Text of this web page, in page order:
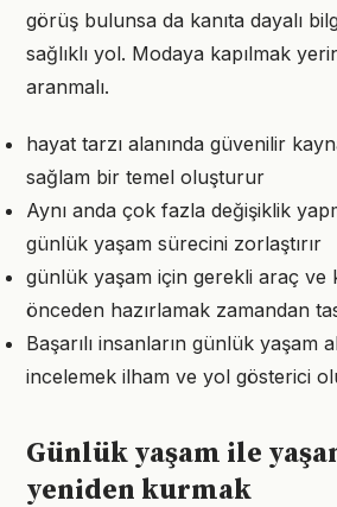
görüş bulunsa da kanıta dayalı
sağlıklı yol. Modaya kapılmak
aranmalı.
hayat tarzı alanında güvenilir
sağlam bir temel oluşturur
Aynı anda çok fazla değişiklik
günlük yaşam sürecini zorlaştırır
günlük yaşam için gerekli araç ve
önceden hazırlamak zamandan
Başarılı insanların günlük yaşam
incelemek ilham ve yol gösterici
Günlük yaşam ile
yeniden kurmak